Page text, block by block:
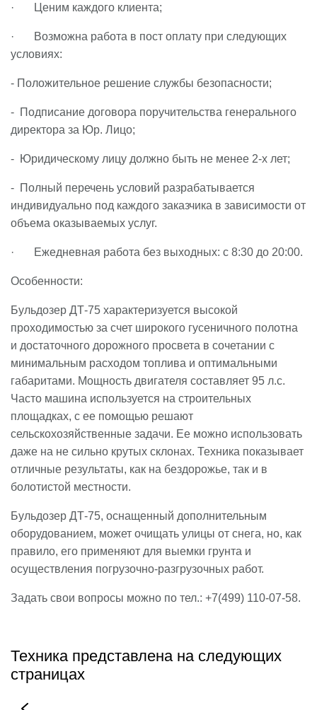
· Ценим каждого клиента;
· Возможна работа в пост оплату при следующих
условиях:
- Положительное решение службы безопасности;
- Подписание договора поручительства генерального
директора за Юр. Лицо;
- Юридическому лицу должно быть не менее 2-х лет;
- Полный перечень условий разрабатывается
индивидуально под каждого заказчика в зависимости от
объема оказываемых услуг.
· Ежедневная работа без выходных: с 8:30 до 20:00.
Особенности:
Бульдозер ДТ-75 характеризуется высокой
проходимостью за счет широкого гусеничного полотна
и достаточного дорожного просвета в сочетании с
минимальным расходом топлива и оптимальными
габаритами. Мощность двигателя составляет 95 л.с.
Часто машина используется на строительных
площадках, с ее помощью решают
сельскохозяйственные задачи. Ее можно использовать
даже на не сильно крутых склонах. Техника показывает
отличные результаты, как на бездорожье, так и в
болотистой местности.
Бульдозер ДТ-75, оснащенный дополнительным
оборудованием, может очищать улицы от снега, но, как
правило, его применяют для выемки грунта и
осуществления погрузочно-разгрузочных работ.
Задать свои вопросы можно по тел.: +7(499) 110-07-58.
Техника представлена на следующих
страницах